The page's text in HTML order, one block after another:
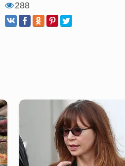
288